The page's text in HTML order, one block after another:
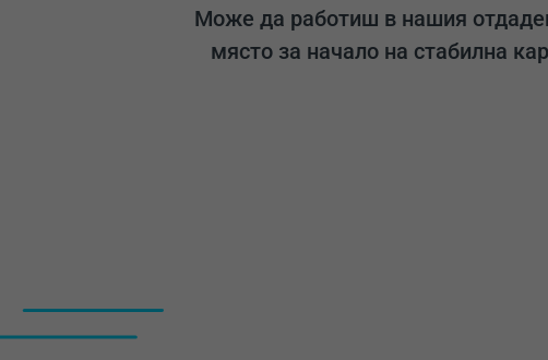
Може да работиш в нашия
място за начало на стабилна